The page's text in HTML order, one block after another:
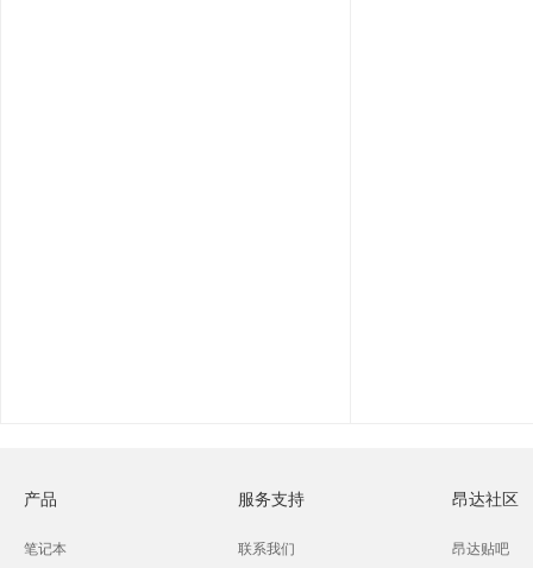
产品
笔记本
服务支持
联系我们
昂达社区
昂达贴吧